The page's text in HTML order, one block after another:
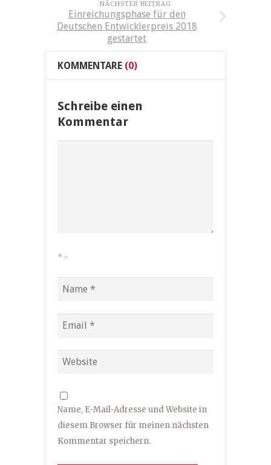
NÄCHSTER BEITRAG
Einreichungsphase für den
Deutschen Entwicklerpreis 2018
gestartet
KOMMENTARE (0)
Schreibe einen
Kommentar
* =
Name, E-Mail-Adresse und Website in
diesem Browser für meinen nächsten
Kommentar speichern.